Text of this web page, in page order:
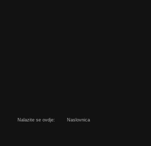
Nalazite se ovdje: Naslovnica